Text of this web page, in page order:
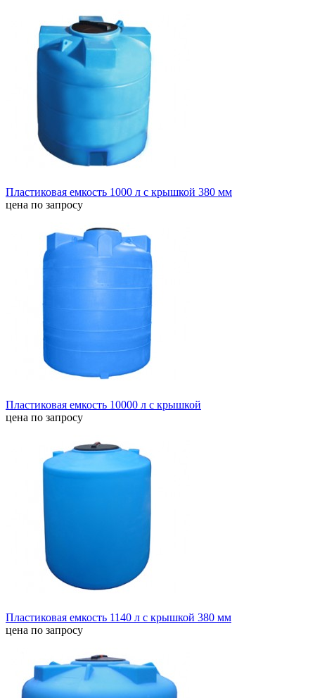
Пластиковая емкость 1000 л с крышкой 380 мм
цена по запросу
Пластиковая емкость 10000 л с крышкой
цена по запросу
Пластиковая емкость 1140 л с крышкой 380 мм
цена по запросу